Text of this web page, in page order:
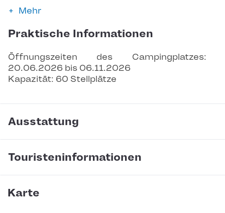
Mehr
Praktische Informationen
Öffnungszeiten des Campingplatzes:
20.06.2026 bis 06.11.2026
Kapazität: 60 Stellplätze
Ausstattung
Touristeninformationen
Karte